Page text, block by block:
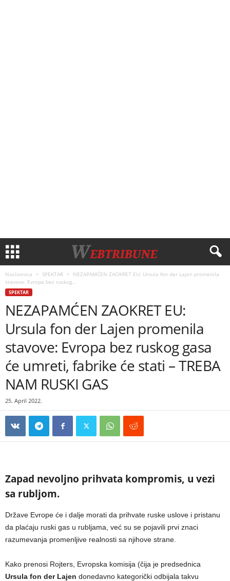
Naslovnica SPEKTAR
NEZAPAMĆEN ZAOKRET EU: Ursula fon der Lajen promenila
stavove: Evropa bez ruskog...
SPEKTAR
NEZAPAMĆEN ZAOKRET EU:
Ursula fon der Lajen promenila
stavove: Evropa bez ruskog gasa
će umreti, fabrike će stati – TREBA
NAM RUSKI GAS
25. April 2022.
Zapad nevoljno prihvata kompromis, u vezi
sa rubljom.
Države Evrope će i dalje morati da prihvate ruske uslove i pristanu
da plaćaju ruski gas u rubljama, već su se pojavili prvi znaci
razumevanja promenljive realnosti sa njihove strane.
Kako prenosi Rojters, Evropska komisija (čija je predsednica
Ursula fon der Lajen donedavno kategorički odbijala takvu